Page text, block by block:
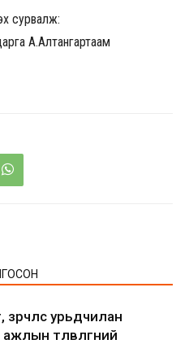
сурвалж:
А.Алтангартаам
урьдчилан
төлөвлөгөөний